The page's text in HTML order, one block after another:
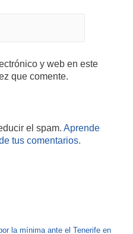
y web en este
que comente.
el spam. Aprende
tus comentarios.
la mínima ante el Tenerife en